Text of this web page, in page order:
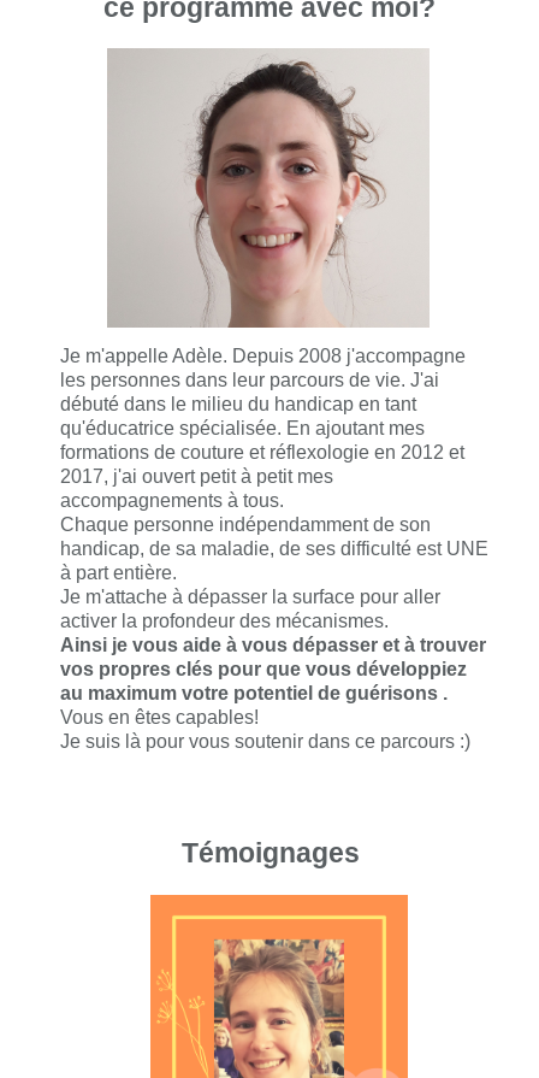
Je m'appelle Adèle. Depuis 2008 j'accompagne
les personnes dans leur parcours de vie. J'ai
débuté dans le milieu du handicap en tant
qu'éducatrice spécialisée. En ajoutant mes
formations de couture et réflexologie en 2012 et
2017, j'ai ouvert petit à petit mes
accompagnements à tous.
Chaque personne indépendamment de son
handicap, de sa maladie, de ses difficulté est UNE
à part entière.
Je m'attache à dépasser la surface pour aller
activer la profondeur des mécanismes.
Ainsi je vous aide à vous dépasser et à trouver
vos propres clés pour que vous développiez
au maximum votre potentiel de guérisons .
Vous en êtes capables!
Je suis là pour vous soutenir dans ce parcours :)
ce programme avec moi?
Témoignages